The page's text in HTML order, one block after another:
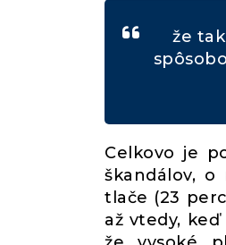
že
Celkovo je
škandálov,
tlače (23
až vtedy,